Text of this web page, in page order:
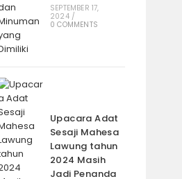
SEPTEMBER 17,
2024 /
0 COMMENTS
Upacara Adat
Sesaji Mahesa
Lawung tahun
2024 Masih
Jadi Penanda